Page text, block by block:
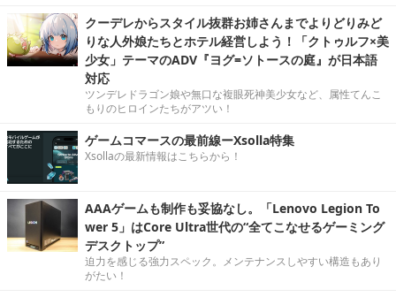
クーデレからスタイル抜群お姉さんまでよりどりみど
りな人外娘たちとホテル経営しよう！「クトゥルフ×美
少女」テーマのADV『ヨグ=ソトースの庭』が日本語
対応
ツンデレドラゴン娘や無口な複眼死神美少女など、属性てんこ
もりのヒロインたちがアツい！
ゲームコマースの最前線ーXsolla特集
Xsollaの最新情報はこちらから！
AAAゲームも制作も妥協なし。「Lenovo Legion To
wer 5」はCore Ultra世代の“全てこなせるゲーミング
デスクトップ”
迫力を感じる強力スペック。メンテナンスしやすい構造もあり
がたい！